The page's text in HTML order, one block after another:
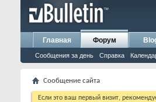
Главная Форум
Сообщения за день Справка
Сообщение сайта
Если это ваш первый визит,